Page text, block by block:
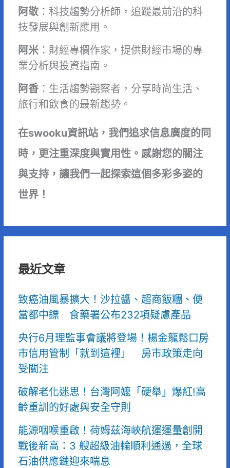
阿敬：科技趨勢分析師，追蹤最前沿的科
技發展與創新應用。
阿米：財經專欄作家，提供財經市場的專
業分析與投資指南。
阿香：生活趨勢觀察者，分享時尚生活、
旅行和飲食的最新趨勢。
在swooku資訊站，我們追求信息廣度的同
時，更注重深度與實用性。感謝您的關注
與支持，讓我們一起探索這個多彩多姿的
世界！
最近文章
致癌油風暴擴大！沙拉醬、超商飯糰、便
當都中鏢 食藥署公布232項疑慮產品
央行6月理監事會議將登場！楊金龍鬆口房
市信用管制「就到這裡」 房市政策走向
受關注
破解老化迷思！台灣阿嬤「硬舉」爆紅!高
齡重訓的好處與安全守則
能源咽喉重啟！荷姆茲海峽航運運量創開
戰後新高：3 艘超級油輪順利通過，全球
石油供應鏈迎來喘息